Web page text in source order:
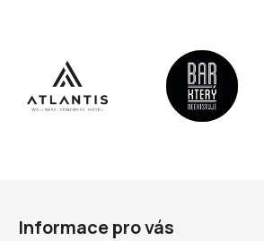
Informace pro vás